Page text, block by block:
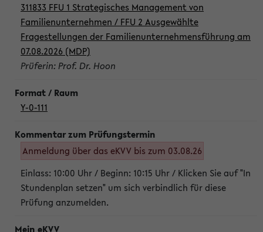
311833 FFU 1 Strategisches Management von
Familienunternehmen / FFU 2 Ausgewählte
Fragestellungen der Familienunternehmensführung am
07.08.2026 (MDP)
Prüferin: Prof. Dr. Hoon
Y-0-111
Anmeldung über das eKVV bis zum 03.08.26
Einlass: 10:00 Uhr / Beginn: 10:15 Uhr / Klicken Sie auf "In
Stundenplan setzen" um sich verbindlich für diese
Prüfung anzumelden.